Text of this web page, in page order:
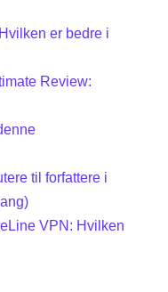
er bedre i
Review:
til forfattere i
VPN: Hvilken